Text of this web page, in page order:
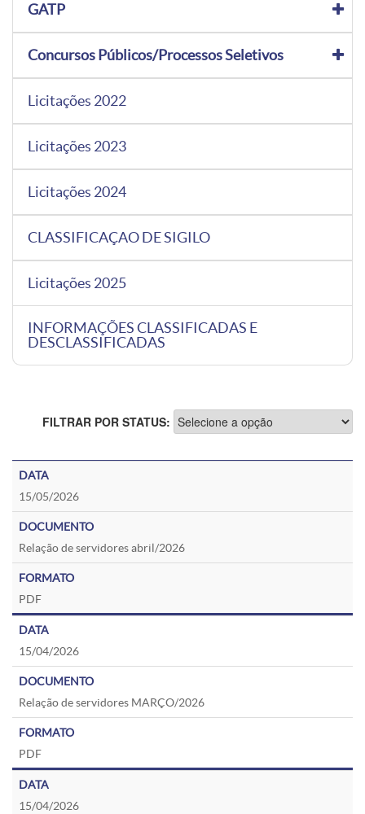
GATP
Concursos Públicos/Processos Seletivos
Licitações 2022
Licitações 2023
Licitações 2024
CLASSIFICAÇAO DE SIGILO
Licitações 2025
INFORMAÇÕES CLASSIFICADAS E
DESCLASSIFICADAS
FILTRAR POR STATUS:
15/05/2026
Relação de servidores abril/2026
PDF
15/04/2026
Relação de servidores MARÇO/2026
PDF
15/04/2026